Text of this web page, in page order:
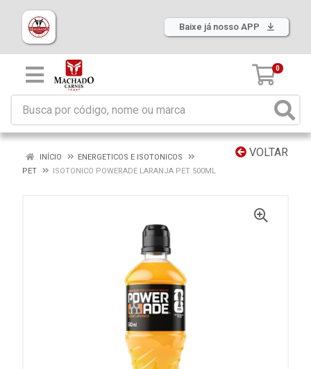
Baixe já nosso APP
0
VOLTAR
INÍCIO
ENERGETICOS E ISOTONICOS
PET
ISOTONICO POWERADE LARANJA PET 500ML